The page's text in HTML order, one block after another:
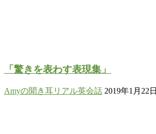
「驚きを表わす表現集」
Amyの聞き耳リアル英会話 2019年1月22日